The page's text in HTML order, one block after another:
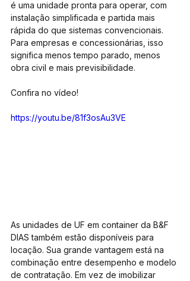
é uma unidade pronta para operar, com
instalação simplificada e partida mais
rápida do que sistemas convencionais.
Para empresas e concessionárias, isso
significa menos tempo parado, menos
obra civil e mais previsibilidade.
Confira no vídeo!
https://youtu.be/81f3osAu3VE
As unidades de UF em container da B&F
DIAS também estão disponíveis para
locação. Sua grande vantagem está na
combinação entre desempenho e modelo
de contratação. Em vez de imobilizar